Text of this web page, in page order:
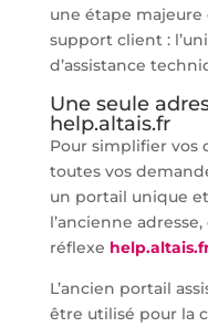
une étape majeure
support client :
d’assistance
Une seule
help.altais.fr
Pour simplifier vos
toutes vos
un portail unique
l’ancienne
réflexe
L’ancien portail
être utilisé pour la